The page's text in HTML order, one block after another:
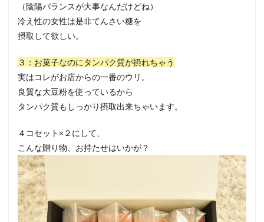
（陰陽バランスが大事なんだけどね）
冷え性の女性は是非てんさい糖を
摂取して欲しい。
３：お菓子なのにタンパク質が摂れちゃう
実はコレがお店からの一番のウリ。
良質な大豆粉を使っているから
タンパク質もしっかり摂取出来ちゃいます。
４コセット×２にして、
こんな贈り物、お持たせはいかが？